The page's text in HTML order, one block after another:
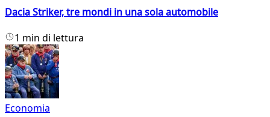
Dacia Striker, tre mondi in una sola automobile
1 min di lettura
Economia